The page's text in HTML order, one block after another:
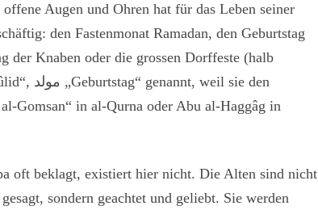
Augen und Ohren hat für das Leben seiner
den Fastenmonat Ramadan, den Geburtstag
der Knaben oder die grossen Dorffeste (halb
„Geburtstag“ genannt, weil sie den
Gomsan“ in al-Qurna oder Abu al-Haggâg in
oft beklagt, existiert hier nicht. Die Alten sind nicht
sondern geachtet und geliebt. Sie werden